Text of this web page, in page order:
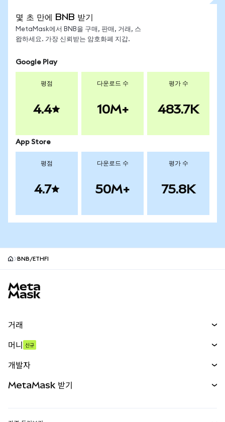
몇 초 만에 BNB 받기
MetaMask에서 BNB을 구매, 판매, 거래, 스
왑하세요. 가장 신뢰받는 암호화폐 지갑.
Google Play
평점
4.4
다운로드 수
10M+
평가 수
483.7K
App Store
평점
4.7
다운로드 수
50M+
평가 수
75.8K
BNB/ETHFI
거래
무기한 선물
실물자산
머니 신규
개발자
MetaMask 받기